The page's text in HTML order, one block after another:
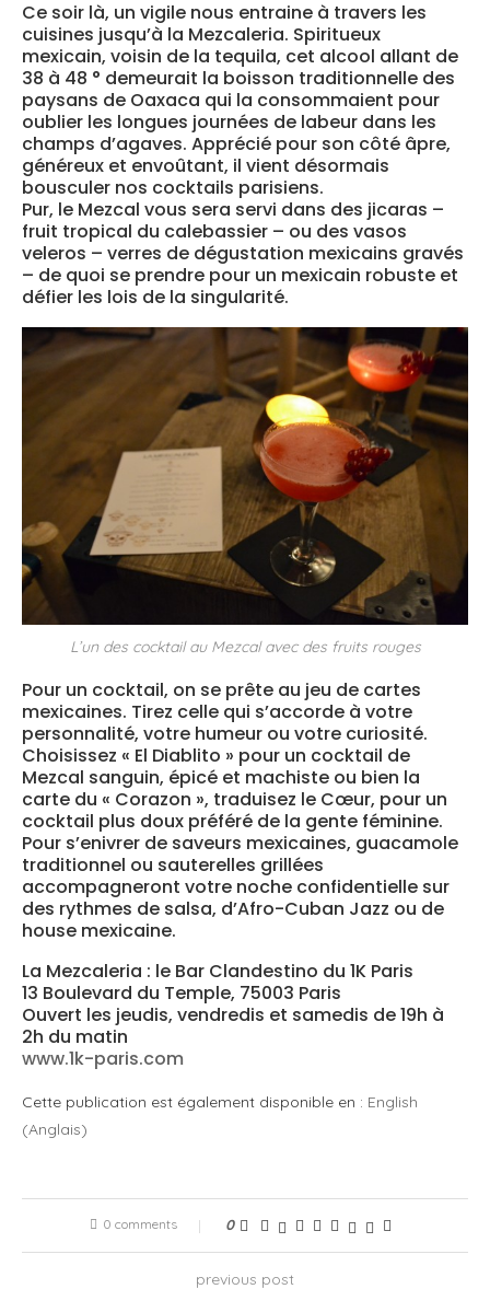
Ce soir là, un vigile nous entraine à travers les
cuisines jusqu’à la Mezcaleria. Spiritueux
mexicain, voisin de la tequila, cet alcool allant de
38 à 48 ° demeurait la boisson traditionnelle des
paysans de Oaxaca qui la consommaient pour
oublier les longues journées de labeur dans les
champs d’agaves. Apprécié pour son côté âpre,
généreux et envoûtant, il vient désormais
bousculer nos cocktails parisiens.
Pur, le Mezcal vous sera servi dans des jicaras –
fruit tropical du calebassier – ou des vasos
veleros – verres de dégustation mexicains gravés
– de quoi se prendre pour un mexicain robuste et
défier les lois de la singularité.
L’un des cocktail au Mezcal avec des fruits rouges
Pour un cocktail, on se prête au jeu de cartes
mexicaines. Tirez celle qui s’accorde à votre
personnalité, votre humeur ou votre curiosité.
Choisissez « El Diablito » pour un cocktail de
Mezcal sanguin, épicé et machiste ou bien la
carte du « Corazon », traduisez le Cœur, pour un
cocktail plus doux préféré de la gente féminine.
Pour s’enivrer de saveurs mexicaines, guacamole
traditionnel ou sauterelles grillées
accompagneront votre noche confidentielle sur
des rythmes de salsa, d’Afro-Cuban Jazz ou de
house mexicaine.
La Mezcaleria : le Bar Clandestino du 1K Paris
13 Boulevard du Temple, 75003 Paris
Ouvert les jeudis, vendredis et samedis de 19h à
2h du matin
www.1k-paris.com
Cette publication est également disponible en : English
(Anglais)
0 comments 0
previous post